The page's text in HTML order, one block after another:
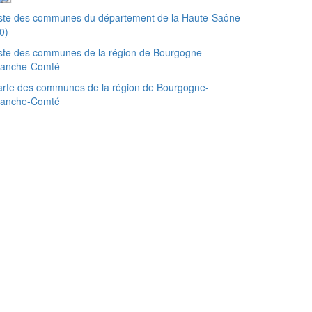
des communes du département de la Haute-Saône
des communes de la région de Bourgogne-
Comté
des communes de la région de Bourgogne-
Comté